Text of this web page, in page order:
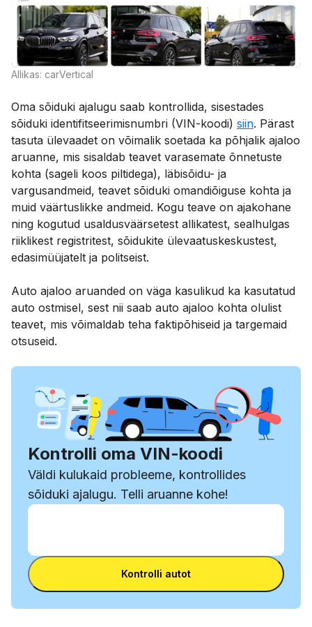
Allikas: carVertical
Oma sõiduki ajalugu saab kontrollida, sisestades
sõiduki identifitseerimisnumbri (VIN-koodi) siin. Pärast
tasuta ülevaadet on võimalik soetada ka põhjalik ajaloo
aruanne, mis sisaldab teavet varasemate õnnetuste
kohta (sageli koos piltidega), läbisõidu- ja
vargusandmeid, teavet sõiduki omandiõiguse kohta ja
muid väärtuslikke andmeid. Kogu teave on ajakohane
ning kogutud usaldusväärsetest allikatest, sealhulgas
riiklikest registritest, sõidukite ülevaatuskeskustest,
edasimüüjatelt ja politseist.
Auto ajaloo aruanded on väga kasulikud ka kasutatud
auto ostmisel, sest nii saab auto ajaloo kohta olulist
teavet, mis võimaldab teha faktipõhiseid ja targemaid
otsuseid.
Kontrolli oma VIN-koodi
Väldi kulukaid probleeme, kontrollides
sõiduki ajalugu. Telli aruanne kohe!
Sisesta VIN-kood
Sisesta VIN-kood
Kontrolli autot